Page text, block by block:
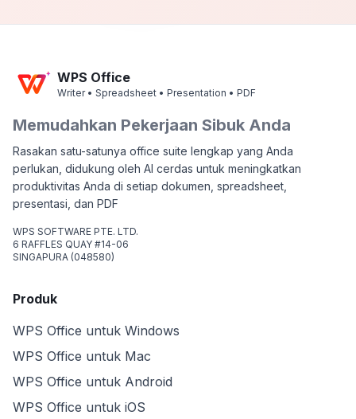
WPS Office
Writer • Spreadsheet • Presentation • PDF
Memudahkan Pekerjaan Sibuk Anda
Rasakan satu-satunya office suite lengkap yang Anda
perlukan, didukung oleh AI cerdas untuk meningkatkan
produktivitas Anda di setiap dokumen, spreadsheet,
presentasi, dan PDF
WPS SOFTWARE PTE. LTD.
6 RAFFLES QUAY #14-06
SINGAPURA (048580)
Produk
WPS Office untuk Windows
WPS Office untuk Mac
WPS Office untuk Android
WPS Office untuk iOS